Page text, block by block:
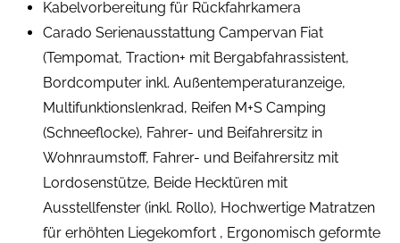
Kabelvorbereitung für Rückfahrkamera
Carado Serienausstattung Campervan Fiat
(Tempomat, Traction+ mit Bergabfahrassistent,
Bordcomputer inkl. Außentemperaturanzeige,
Multifunktionslenkrad, Reifen M+S Camping
(Schneeflocke), Fahrer- und Beifahrersitz in
Wohnraumstoff, Fahrer- und Beifahrersitz mit
Lordosenstütze, Beide Hecktüren mit
Ausstellfenster (inkl. Rollo), Hochwertige Matratzen
für erhöhten Liegekomfort , Ergonomisch geformte